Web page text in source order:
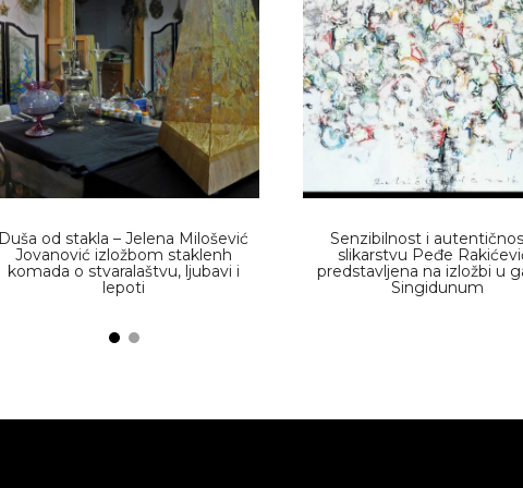
Duša od stakla – Jelena Milošević
Jovanović izložbom staklenh
komada o stvaralaštvu, ljubavi i
lepoti
Senzibilnost i
slikarstvu Peđe
predstavljena na izložbi u
Singidunum